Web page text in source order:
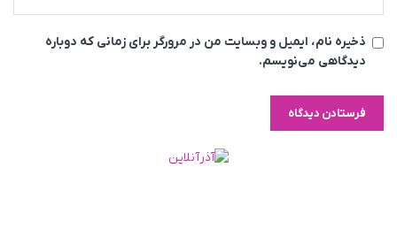
ذخیره نام، ایمیل و وبسایت من در مرورگر برای زمانی که دوباره
دیدگاهی می‌نویسم.